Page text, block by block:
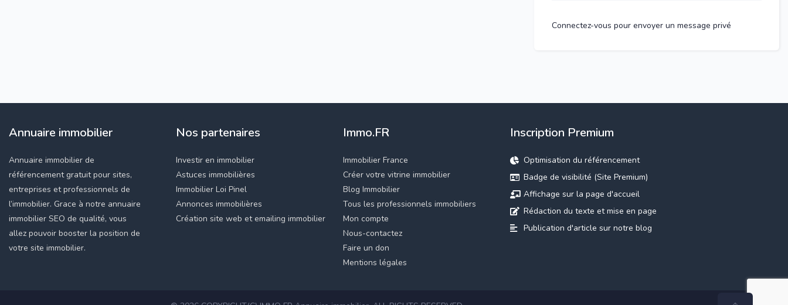
Connectez-vous pour envoyer un message privé
Annuaire immobilier
Annuaire immobilier de
référencement gratuit pour sites,
entreprises et professionnels de
l’immobilier. Grace à notre annuaire
immobilier SEO de qualité, vous
allez pouvoir booster la position de
votre site immobilier.
Nos partenaires
Investir en immobilier
Astuces immobilières
Immobilier Loi Pinel
Annonces immobilières
Création site web et emailing immobilier
Immo.FR
Immobilier France
Créer votre vitrine immobilier
Blog Immobilier
Tous les professionnels immobiliers
Mon compte
Nous-contactez
Faire un don
Mentions légales
Inscription Premium
Optimisation du référencement
Badge de visibilité (Site Premium)
Affichage sur la page d'accueil
Rédaction du texte et mise en page
Publication d'article sur notre blog